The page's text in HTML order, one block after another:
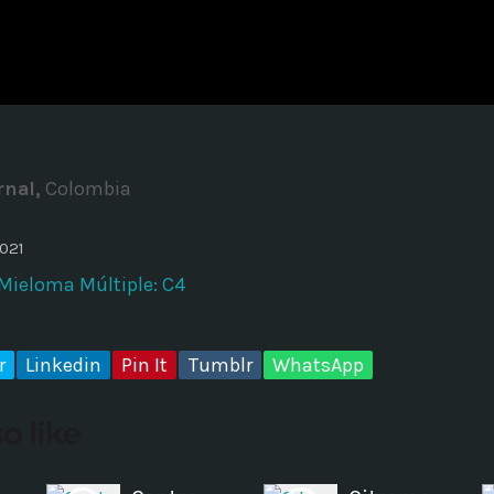
Time
Colombia
Múltiple: C4
Linkedin Pin It Tumblr WhatsApp